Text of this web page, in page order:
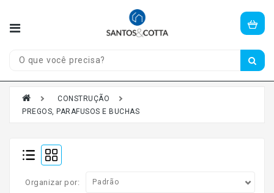
Olá,
CASA
CONSTRUÇÃO
PREGOS, PARAFUSOS E BUCHAS
Organizar por: